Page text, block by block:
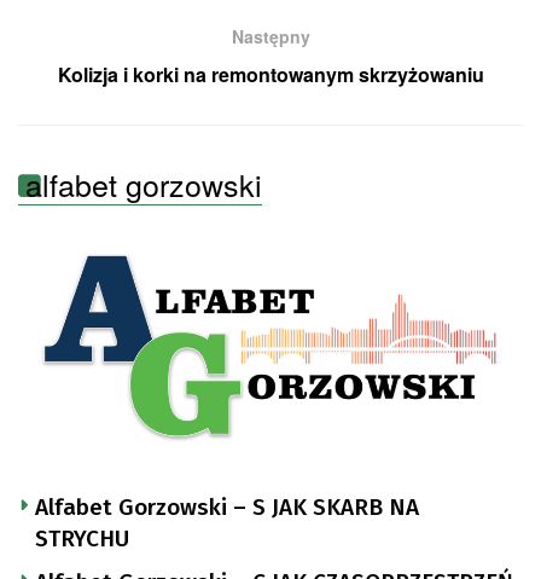
Następny
Kolizja i korki na remontowanym skrzyżowaniu
alfabet gorzowski
Alfabet Gorzowski – S JAK SKARB NA
STRYCHU